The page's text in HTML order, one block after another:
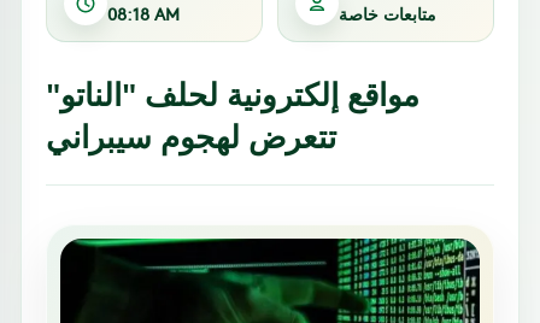
08:18 AM متابعات خاصة
مواقع إلكترونية لحلف "الناتو"
تتعرض لهجوم سيبراني